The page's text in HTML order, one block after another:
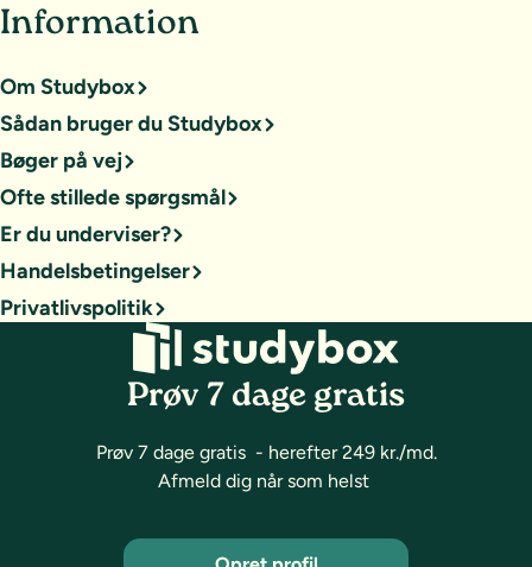
Information
Om Studybox
Sådan bruger du Studybox
Bøger på vej
Ofte stillede spørgsmål
Er du underviser?
Handelsbetingelser
Privatlivspolitik
Prøv 7 dage gratis
Prøv 7 dage gratis - herefter 249 kr./md.
Afmeld dig når som helst